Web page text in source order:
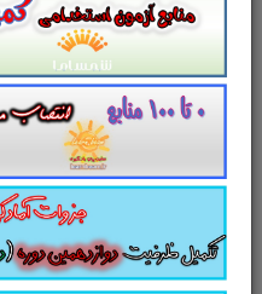
مجموعه
آلاتبا
سوالات و تستایمنی
ایمنی ماشین آلات
با پاسخ تشریحی
بهترین منبع برای
باشد.مجموعه